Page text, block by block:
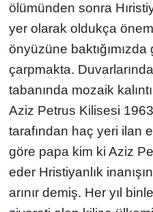
ölümünden sonra
yer olarak oldukça
önyüzüne
çarpmakta.
tabanında mozaik
Aziz Petrus Kilisesi
tarafından haç yeri ilan
göre papa kim ki Aziz
eder Hristiyanlık
arınır demiş. Her yıl